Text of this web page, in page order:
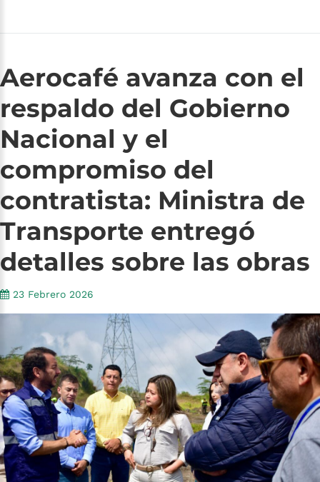
Aerocafé avanza con el
respaldo del Gobierno
Nacional y el
compromiso del
contratista: Ministra de
Transporte entregó
detalles sobre las obras
23 Febrero 2026